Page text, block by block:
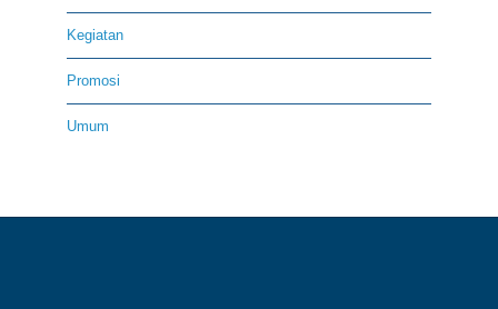
Kegiatan
Promosi
Umum